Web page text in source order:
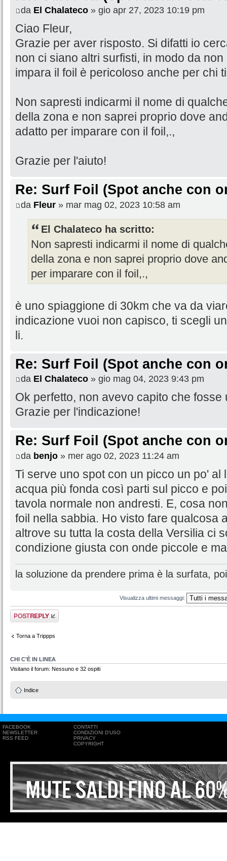
da El Chalateco » gio apr 27, 2023 10:19 pm
Ciao Fleur,
Grazie per aver risposto. Si difatti io
non ci siano altri surfisti, in modo da
impara il foil è pericoloso anche per chi
Non sapresti indicarmi il nome di
della zona e non saprei proprio dove
adatto per imparare con il foil,.,
Grazie per l'aiuto!
Re: Surf Foil (Spot anche con
da Fleur » mar mag 02, 2023 10:58 am
El Chalateco ha scritto:
Non sapresti indicarmi il nome di
della zona e non saprei proprio dove
per imparare con il foil,.,
è uno spiaggione di 30km che va da
indicazione vuoi non capisco, ti scegli
li.
Re: Surf Foil (Spot anche con
da El Chalateco » gio mag 04, 2023 9:43 pm
Ok perfetto, non avevo capito che fosse
Grazie per l'indicazione!
Re: Surf Foil (Spot anche con
da benjo » mer ago 02, 2023 11:24 am
Ti serve uno spot con un picco un po'
acqua più fonda così parti sul picco e
tavola normale non andresti. E, cosa
foil nella sabbia. Ho visto fare qualcosa
altrove su tutta la costa della Versilia ci
condizione giusta con onde piccole e
la soluzione da prendere prima è la surfata,
Visualizza ultimi messaggi:
Rispondi al
messaggio
Torna a Trippps
CHI C’È IN LINEA
Visitano il forum: Nessuno e 32 ospiti
Indice
FACEBOOK
NEWSLETTER
RSS FEED
CONTATTI
CONDIZIONI D'USO
PRIVACY
COPYRIGHT